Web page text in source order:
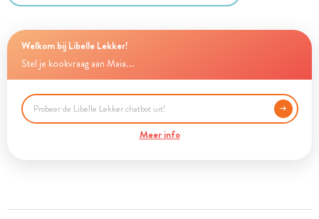
Welkom bij Libelle Lekker!
Stel je kookvraag aan Maia...
Meer info